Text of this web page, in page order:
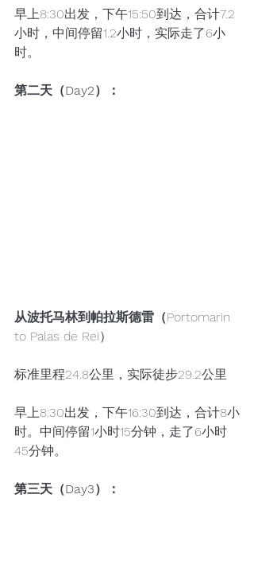
早上8:30出发，下午15:50到达，合计7.2
小时，中间停留1.2小时，实际走了6小
时。
第二天（Day2）：
从波托马林到帕拉斯德雷（Portomarin
to Palas de Rei）
标准里程24.8公里，实际徒步29.2公里
早上8:30出发，下午16:30到达，合计8小
时。中间停留1小时15分钟，走了6小时
45分钟。
第三天（Day3）：